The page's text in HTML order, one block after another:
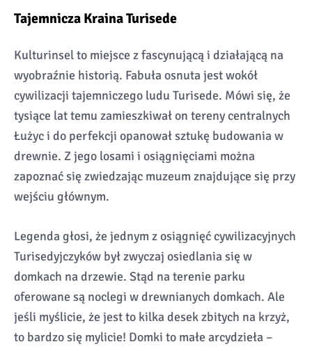
Tajemnicza Kraina Turisede
Kulturinsel to miejsce z fascynującą i działającą na
wyobraźnie historią. Fabuła osnuta jest wokół
cywilizacji tajemniczego ludu Turisede. Mówi się, że
tysiące lat temu zamieszkiwał on tereny centralnych
Łużyc i do perfekcji opanował sztukę budowania w
drewnie. Z jego losami i osiągnięciami można
zapoznać się zwiedzając muzeum znajdujące się przy
wejściu głównym.
Legenda głosi, że jednym z osiągnięć cywilizacyjnych
Turisedyjczyków był zwyczaj osiedlania się w
domkach na drzewie. Stąd na terenie parku
oferowane są noclegi w drewnianych domkach. Ale
jeśli myślicie, że jest to kilka desek zbitych na krzyż,
to bardzo się mylicie! Domki to małe arcydzieła –